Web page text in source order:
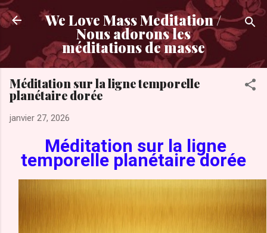
Accéder au contenu principal
We Love Mass Meditation /
Nous adorons les
méditations de masse
Méditation sur la ligne temporelle
planétaire dorée
janvier 27, 2026
Méditation sur la ligne
temporelle planétaire dorée